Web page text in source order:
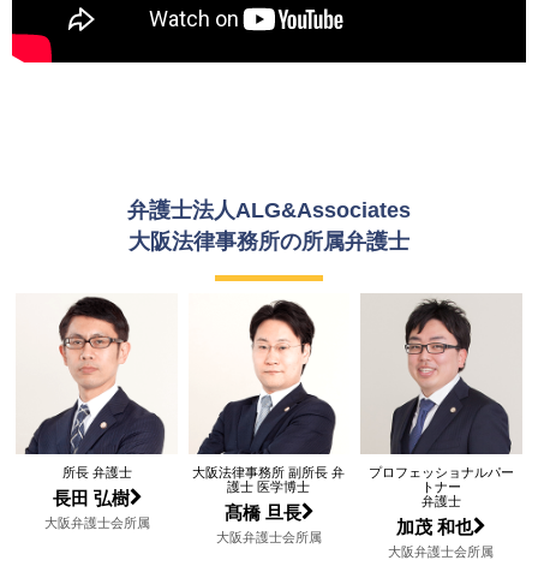
また、弁護士法人ALG&Associates では、所属してい
る弁護士同士で常に協力できる体制を築いています。
的に取り扱う弁護士も在籍しているため、医学的知見
談を行っています。
弁護士同士で協議をすることでよりより良い解決策を
見いだせる場合もあり、それができるところが弊所の
強みでもあると思います。交通事故に遭ってしまいお
困りの方は、弁護士法人ALG&Associates に一度ご相
談ください。
弁護士法人ALG&Associates
大阪法律事務所の所属弁護士
所長 弁護士
長田 弘樹
大阪弁護士会所属
大阪法律事務所 副所長 弁
護士 医学博士
髙橋 旦長
大阪弁護士会所属
プロフェッショナルパー
トナー
弁護士
加茂 和也
大阪弁護士会所属